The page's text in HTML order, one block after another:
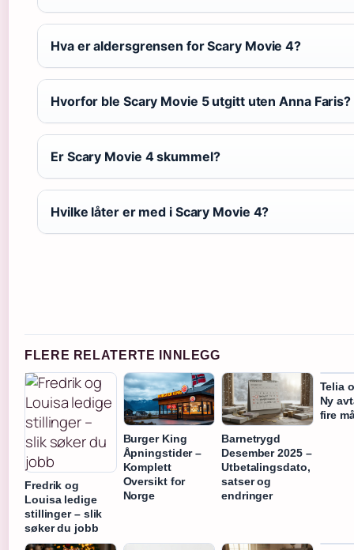
Hva er aldersgrensen for Scary Movie 4?
Hvorfor ble Scary Movie 5 utgitt uten Anna Faris?
Er Scary Movie 4 skummel?
Hvilke låter er med i Scary Movie 4?
FLERE RELATERTE INNLEGG
Fredrik og
Louisa ledige
stillinger – slik
søker du jobb
Burger King
Åpningstider –
Komplett
Oversikt for
Norge
Barnetrygd
Desember 2025 –
Utbetalingsdato,
satser og
endringer
Telia
Ny
fire